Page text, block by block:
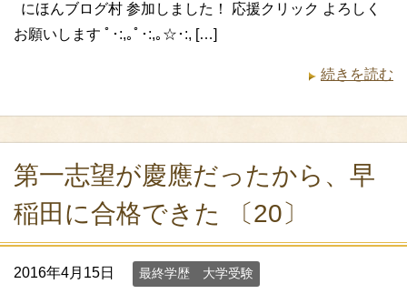
にほんブログ村 参加しました！ 応援クリック よろしく
お願いします ﾟ･:,｡ﾟ･:,｡☆･:, […]
続きを読む
第一志望が慶應だったから、早
稲田に合格できた 〔20〕
2016年4月15日 最終学歴 大学受験